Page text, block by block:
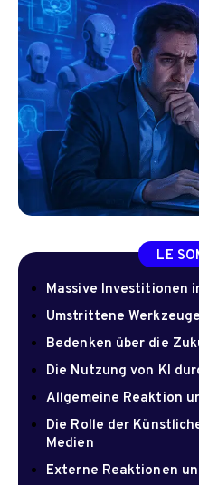
LE
Massive Investitionen
Umstrittene Werkzeuge
Bedenken über die
Die Nutzung von KI
Allgemeine Reaktion
Die Rolle der
Medien
Externe Reaktionen